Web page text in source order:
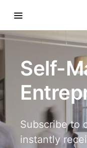
Self-
Subscribe to
instantly